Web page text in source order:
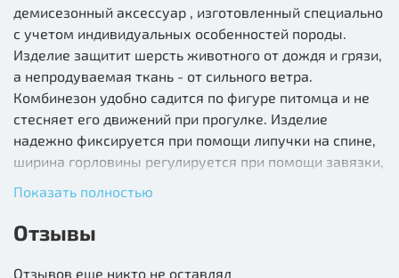
демисезонный аксессуар , изготовленный специально
с учетом индивидуальных особенностей породы.
Изделие защитит шерсть животного от дождя и грязи,
а непродуваемая ткань - от сильного ветра.
Комбинезон удобно садится по фигуре питомца и не
стесняет его движений при прогулке. Изделие
надежно фиксируется при помощи липучки на спине,
ширина горловины регулируется при помощи завязки,
препятствующие попаданию грязи и влаги снизу.
Показать полностью
Отзывы
Отзывов еще никто не оставлял